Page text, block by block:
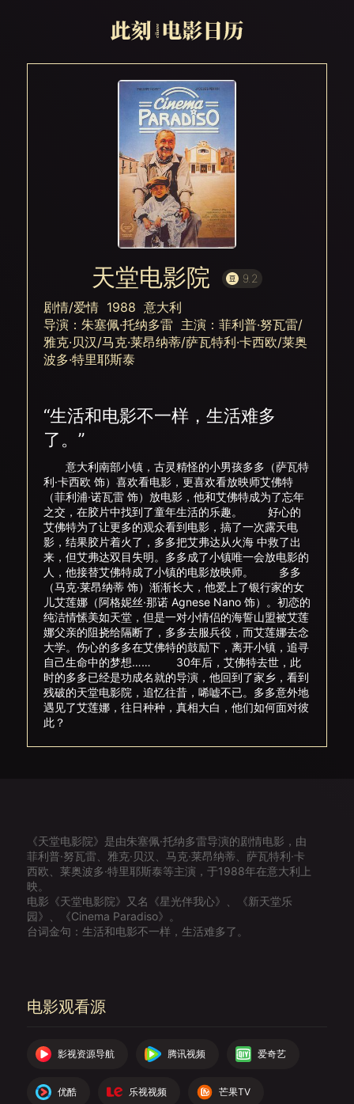
天堂电影院 9.2
剧情/爱情 1988 意大利
导演：朱塞佩·托纳多雷 主演：菲利普·努瓦雷/
雅克·贝汉/马克·莱昂纳蒂/萨瓦特利·卡西欧/莱奥
波多·特里耶斯泰
“生活和电影不一样，生活难多
了。”
意大利南部小镇，古灵精怪的小男孩多多（萨瓦特
利·卡西欧 饰）喜欢看电影，更喜欢看放映师艾佛特
（菲利浦·诺瓦雷 饰）放电影，他和艾佛特成为了忘年
之交，在胶片中找到了童年生活的乐趣。 好心的
艾佛特为了让更多的观众看到电影，搞了一次露天电
影，结果胶片着火了，多多把艾弗达从火海 中救了出
来，但艾弗达双目失明。多多成了小镇唯一会放电影的
人，他接替艾佛特成了小镇的电影放映师。 多多
（马克·莱昂纳蒂 饰）渐渐长大，他爱上了银行家的女
儿艾莲娜（阿格妮丝·那诺 Agnese Nano 饰）。初恋的
纯洁情愫美如天堂，但是一对小情侣的海誓山盟被艾莲
娜父亲的阻挠给隔断了，多多去服兵役，而艾莲娜去念
大学。伤心的多多在艾佛特的鼓励下，离开小镇，追寻
自己生命中的梦想…… 30年后，艾佛特去世，此
时的多多已经是功成名就的导演，他回到了家乡，看到
残破的天堂电影院，追忆往昔，唏嘘不已。多多意外地
遇见了艾莲娜，往日种种，真相大白，他们如何面对彼
此？
《天堂电影院》是由朱塞佩·托纳多雷导演的剧情电影，由
菲利普·努瓦雷、雅克·贝汉、马克·莱昂纳蒂、萨瓦特利·卡
西欧、莱奥波多·特里耶斯泰等主演，于1988年在意大利上
映。
电影《天堂电影院》又名《星光伴我心》、《新天堂乐
园》、《Cinema Paradiso》。
台词金句：生活和电影不一样，生活难多了。
电影观看源
影视资源导航 腾讯视频 爱奇艺
优酷 乐视视频 芒果TV